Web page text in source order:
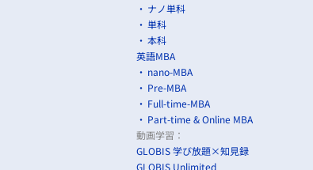
ナノ単科
単科
本科
英語MBA
nano-MBA
Pre-MBA
Full-time-MBA
Part-time & Online MBA
動画学習：
GLOBIS 学び放題×知見録
GLOBIS Unlimited